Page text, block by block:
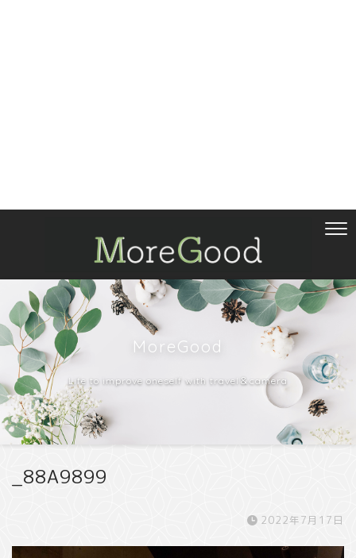
MoreGood
Life to improve oneself with travel＆camera
_88A9899
2022年7月17日